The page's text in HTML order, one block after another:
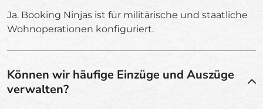
Ja. Booking Ninjas ist für militärische und staatliche
Wohnoperationen konfiguriert.
Können wir häufige Einzüge und Auszüge
verwalten?